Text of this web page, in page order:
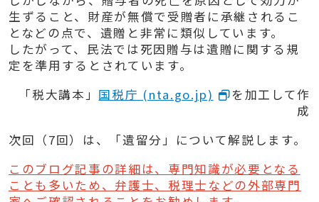
生ずること、財産が無償で受贈者に承継されるこ
となどの点で、遺贈と非常に類似しています。
したがって、民法では死因贈与は遺贈に関する規
定を準用するとされています。
「税大講本」 国税庁 (nta.go.jp)
を加工して作
成
次回（7回）は、「遺留分」について解説します。
このブログ記事の詳細は、 専門知識が必要となる
ことも多いため、 弁護士、税理士などの外部専門